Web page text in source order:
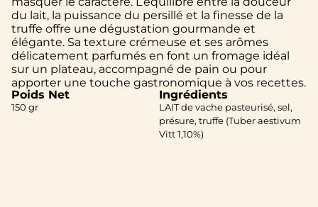
du lait, la puissance du persillé et la finesse de la
truffe offre une dégustation gourmande et
élégante. Sa texture crémeuse et ses arômes
délicatement parfumés en font un fromage idéal
sur un plateau, accompagné de pain ou pour
apporter une touche gastronomique à vos recettes.
Poids Net
150 gr
Ingrédients
LAIT de vache pasteurisé, sel,
présure, truffe (Tuber aestivum
Vitt 1,10%)